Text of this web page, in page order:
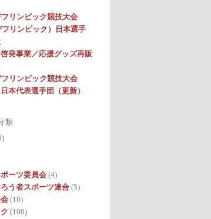
リンピック競技大会
フリンピック）日本選手
発事業／応援グッズ再販
リンピック競技大会
本代表選手団（更新）
類
ーツ委員会(4)
う者スポーツ連合 (5)
(10)
(100)